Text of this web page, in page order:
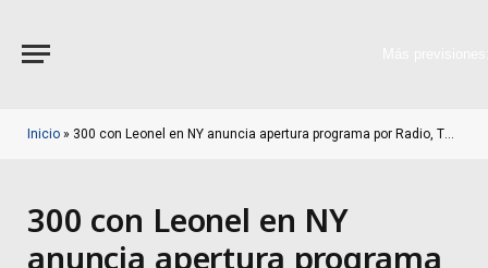
Inicio » 300 con Leonel en NY anuncia apertura programa por Radio, TV, Online y Redes Sociales
300 con Leonel en NY
anuncia apertura programa